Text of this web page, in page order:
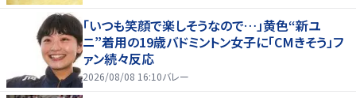
「いつも笑顔で楽しそうなので…」黄色“新ユ
ニ”着用の19歳バドミントン女子に「CMきそう」フ
ァン続々反応
2026/08/08 16:10バレー